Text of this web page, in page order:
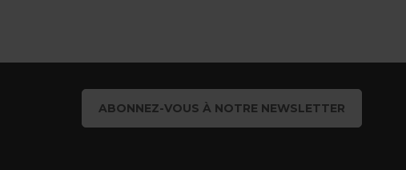
ABONNEZ-VOUS À NOTRE NEWSLETTER